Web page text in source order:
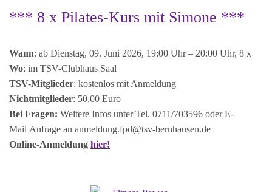
*** 8 x Pilates-Kurs mit Simone ***
Wann: ab Dienstag, 09. Juni 2026, 19:00 Uhr – 20:00 Uhr, 8 x
Wo: im TSV-Clubhaus Saal
TSV-Mitglieder: kostenlos mit Anmeldung
Nichtmitglieder: 50,00 Euro
Bei Fragen: Weitere Infos unter Tel. 0711/703596 oder E-
Mail Anfrage an anmeldung.fpd@tsv-bernhausen.de
Online-Anmeldung hier!